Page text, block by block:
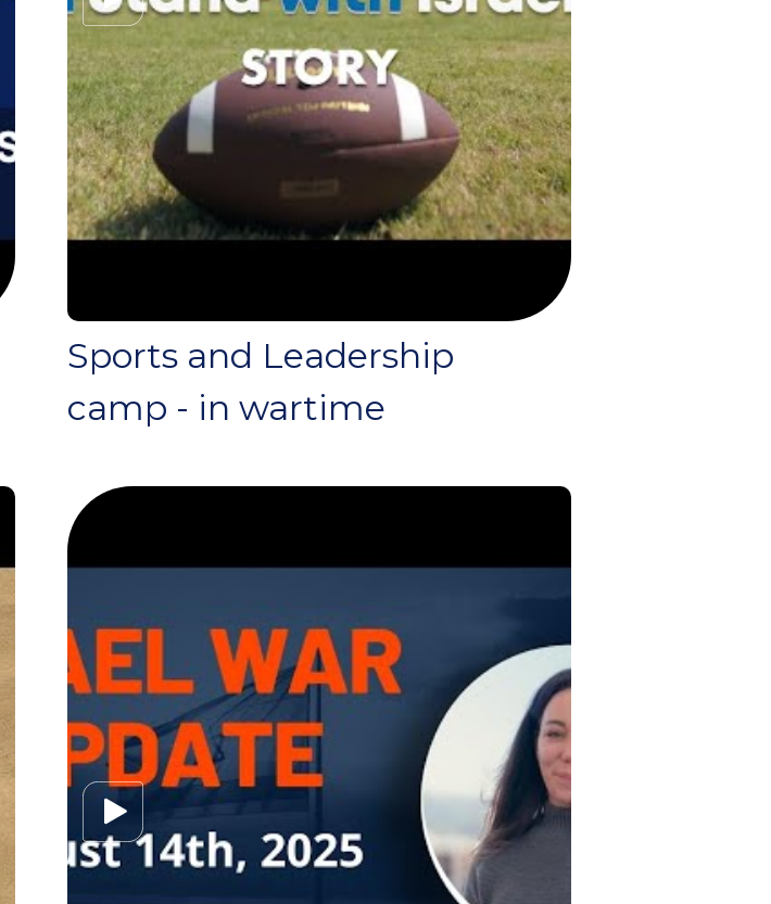
Sports and Leadership
camp - in wartime